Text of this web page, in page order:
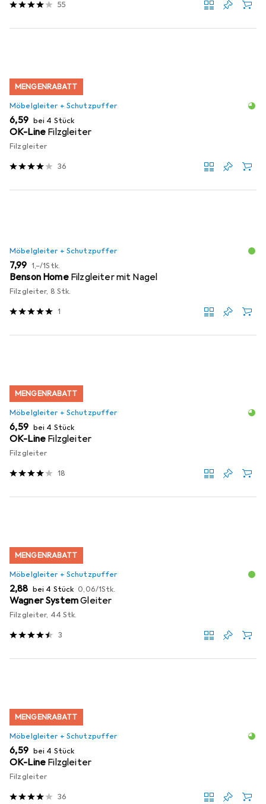
55
MENGENRABATT
Möbelgleiter + Schutzpuffer
EUR
6,59 bei 4 Stück
OK-Line Filzgleiter
Filzgleiter
36
Möbelgleiter + Schutzpuffer
EUR
7,99 EUR
1,–/1Stk.
Benson Home Filzgleiter mit Nagel
Filzgleiter, 8 Stk.
1
MENGENRABATT
Möbelgleiter + Schutzpuffer
EUR
6,59 bei 4 Stück
OK-Line Filzgleiter
Filzgleiter
18
MENGENRABATT
Möbelgleiter + Schutzpuffer
EUR
2,88 bei 4 Stück EUR
0,06/1Stk.
Wagner SystemGleiter
Filzgleiter, 44 Stk.
3
MENGENRABATT
Möbelgleiter + Schutzpuffer
EUR
6,59 bei 4 Stück
OK-Line Filzgleiter
Filzgleiter
36